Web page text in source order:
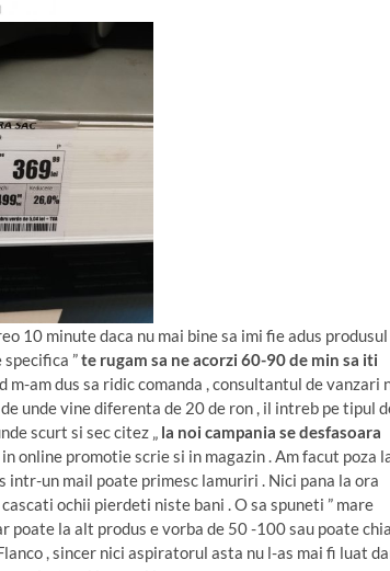
10 minute daca nu mai bine sa imi fie adus produsul
”te rugam sa ne acorzi 60-90 de min sa iti
m-am dus sa ridic comanda , consultantul de vanzari
unde vine diferenta de 20 de ron , il intreb pe tipul
scurt si sec citez „ la noi campania se desfasoara
online promotie scrie si in magazin . Am facut poza
un mail poate primesc lamuriri . Nici pana la ora
ochii pierdeti niste bani . O sa spuneti ” mare
poate la alt produs e vorba de 50 -100 sau poate
, sincer nici aspiratorul asta nu l-as mai fi luat